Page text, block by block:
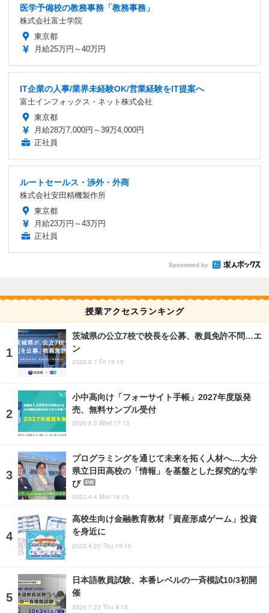
医学予備校の教務事務「教務事務」
株式会社富士学院
東京都
月給25万円～40万円
IT企業の人事/業界未経験OK/営業経験をIT提案へ
富士インフォックス・ネット株式会社
東京都
月給28万7,000円～39万4,000円
正社員
ルートセールス・渉外・外商
株式会社安田精機製作所
東京都
月給23万円～43万円
正社員
Sponsored by
授業アクセスランキング
茨城県の公立7校で校長を公募、教員免許不問…エ
ン
2026.8.7 Fri 19:15
小中高向け「フォーサイト手帳」2027年度版発
売、無料サンプル受付
2026.8.5 Wed 17:15
プログラミングを通じて未来を拓く人材へ…大分
県立日田高校の「情報」を基盤とした探究的な学
び
PR
2022.4.4 Mon 16:15
高校生向け金融教育教材「資産形成ゲーム」投資
を身近に
2023.4.20 Thu 19:15
日本語教員試験、本番レベルの一斉模試10/3初開
催
2026.7.23 Thu 9:15